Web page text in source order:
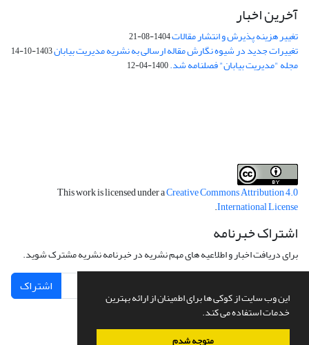
این وب سایت از کوکی ها برای اطمینان از ارائه بهترین
خدمات استفاده می کند.
متوجه شدم
آخرین اخبار
تغییر هزینه پذیرش و انتشار مقالات1404-08-21
تغییرات جدید در شیوه نگارش مقاله ارسالی به نشریه مدیریت بیابان1403-10-14
مجله "مدیریت بیابان" فصلنامه شد.1400-04-12
This work is licensed under aCreative Commons Attribution 4.0
International License
.
اشتراک خبرنامه
برای دریافت اخبار و اطلاعیه های مهم نشریه در خبرنامه نشریه مشترک شوید.
اشتراک